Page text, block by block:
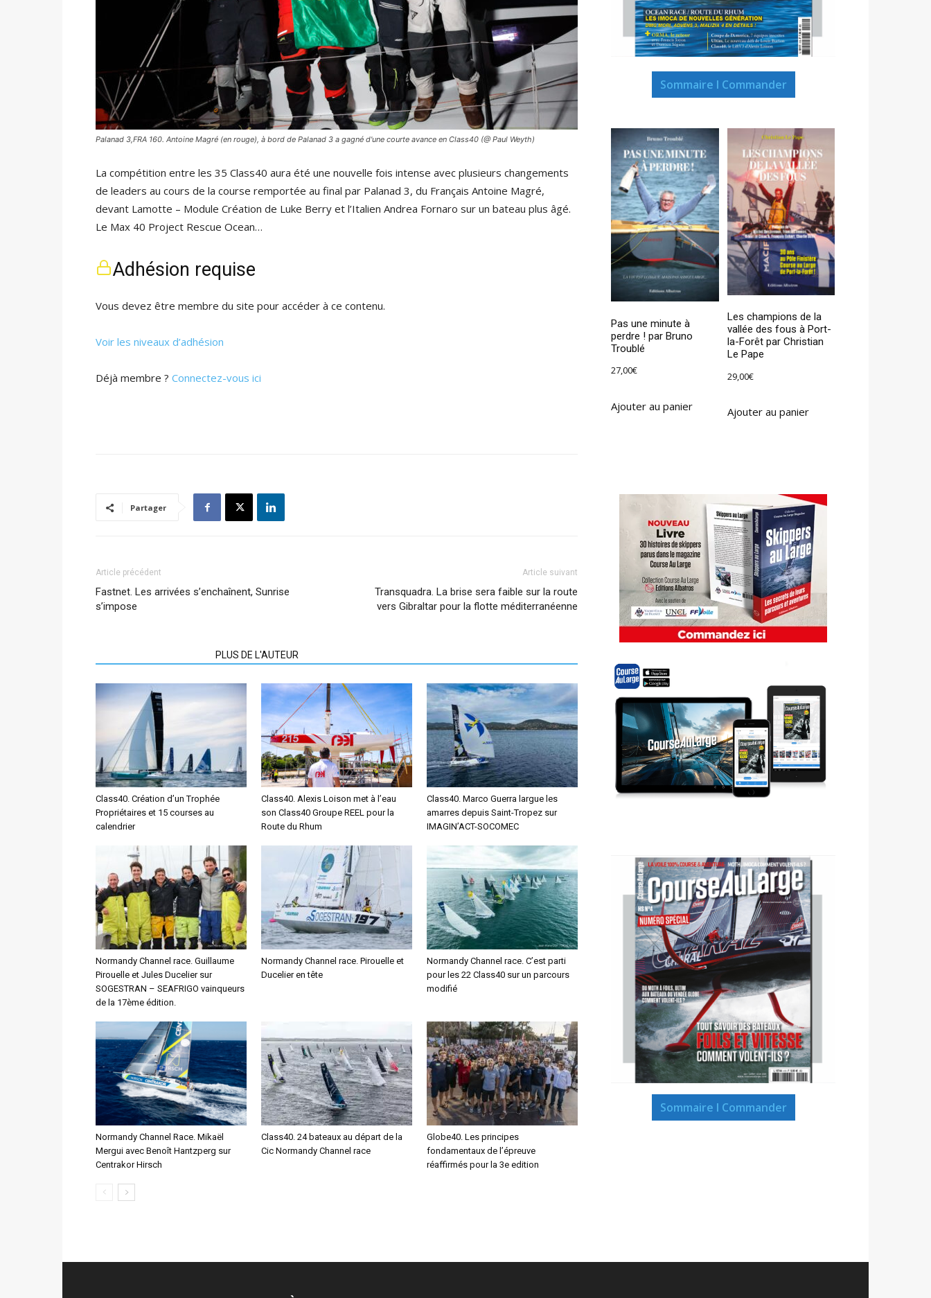
Palanad 3,FRA 160. Antoine Magré (en rouge), à bord de Palanad 3 a gagné d'une courte avance en Class40 (@ Paul Weyth)
La compétition entre les 35 Class40 aura été une nouvelle fois intense avec plusieurs changements
de leaders au cours de la course remportée au final par Palanad 3, du Français Antoine Magré,
devant Lamotte – Module Création de Luke Berry et l’Italien Andrea Fornaro sur un bateau plus âgé.
Le Max 40 Project Rescue Ocean…
Adhésion requise
Vous devez être membre du site pour accéder à ce contenu.
Voir les niveaux d’adhésion
Déjà membre ? Connectez-vous ici
Partager
Article précédent
Fastnet. Les arrivées s’enchaînent, Sunrise
s’impose
Article suivant
Transquadra. La brise sera faible sur la route
vers Gibraltar pour la flotte méditerranéenne
PLUS DE L'AUTEUR
Class40. Création d’un Trophée
Propriétaires et 15 courses au
calendrier
Class40. Alexis Loison met à l’eau
son Class40 Groupe REEL pour la
Route du Rhum
Class40. Marco Guerra largue les
amarres depuis Saint-Tropez sur
IMAGIN’ACT-SOCOMEC
Normandy Channel race. Guillaume
Pirouelle et Jules Ducelier sur
SOGESTRAN – SEAFRIGO vainqueurs
de la 17ème édition.
Normandy Channel race. Pirouelle et
Ducelier en tête
Normandy Channel race. C’est parti
pour les 22 Class40 sur un parcours
modifié
Normandy Channel Race. Mikaël
Mergui avec Benoît Hantzperg sur
Centrakor Hirsch
Class40. 24 bateaux au départ de la
Cic Normandy Channel race
Globe40. Les principes
fondamentaux de l’épreuve
réaffirmés pour la 3e edition
Sommaire I Commander
Pas une minute à
perdre ! par Bruno
Troublé
27,00€
Ajouter au panier
Les champions de la
vallée des fous à Port-
la-Forêt par Christian
Le Pape
29,00€
Ajouter au panier
Sommaire I Commander